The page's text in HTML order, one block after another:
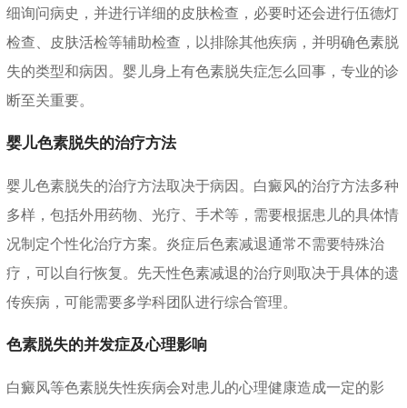
细询问病史，并进行详细的皮肤检查，必要时还会进行伍德灯
检查、皮肤活检等辅助检查，以排除其他疾病，并明确色素脱
失的类型和病因。婴儿身上有色素脱失症怎么回事，专业的诊
断至关重要。
婴儿色素脱失的治疗方法
婴儿色素脱失的治疗方法取决于病因。白癜风的治疗方法多种
多样，包括外用药物、光疗、手术等，需要根据患儿的具体情
况制定个性化治疗方案。炎症后色素减退通常不需要特殊治
疗，可以自行恢复。先天性色素减退的治疗则取决于具体的遗
传疾病，可能需要多学科团队进行综合管理。
色素脱失的并发症及心理影响
白癜风等色素脱失性疾病会对患儿的心理健康造成一定的影